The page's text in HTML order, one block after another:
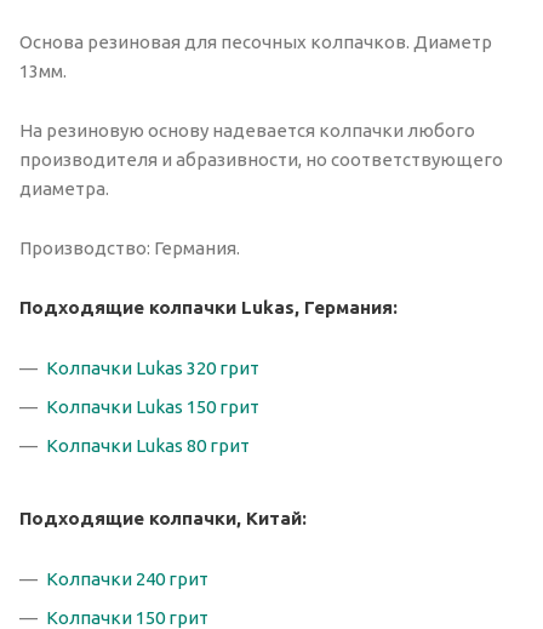
Основа резиновая для песочных колпачков. Диаметр
13мм.
На резиновую основу надевается колпачки любого
производителя и абразивности, но соответствующего
диаметра.
Производство: Германия.
Подходящие колпачки Lukas, Германия:
Колпачки Lukas 320 грит
Колпачки Lukas 150 грит
Колпачки Lukas 80 грит
Подходящие колпачки, Китай:
Колпачки 240 грит
Колпачки 150 грит